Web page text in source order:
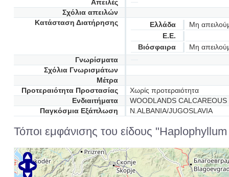
Απειλές
Σχόλια απειλών
Κατάσταση Διατήρησης
Ελλάδα
Μη
Ε.Ε.
Βιόσφαιρα
Μη
Γνωρίσματα
Σχόλια Γνωρισμάτων
Μέτρα
Προτεραιότητα Προστασίας
Χωρίς προτεραιότητα
Ενδιαιτήματα
WOODLANDS
Παγκόσμια Εξάπλωση
N.ALBANIA/JUGOSLAVIA
Τόποι εμφάνισης του είδους